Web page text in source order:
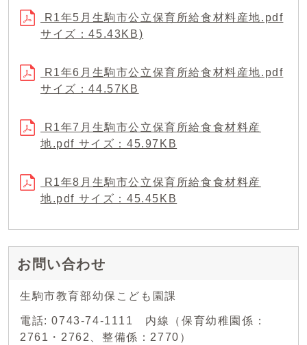
R1年5月生駒市公立保育所給食材料産地.pdf
サイズ：45.43KB)
R1年6月生駒市公立保育所給食材料産地.pdf
サイズ：44.57KB
R1年7月生駒市公立保育所給食食材料産
地.pdf サイズ：45.97KB
R1年8月生駒市公立保育所給食食材料産
地.pdf サイズ：45.45KB
お問い合わせ
生駒市教育部幼保こども園課
電話: 0743-74-1111 内線（保育幼稚園係：
2761・2762、整備係：2770）